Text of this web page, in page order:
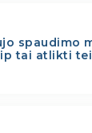
spaudimo
tai atlikti